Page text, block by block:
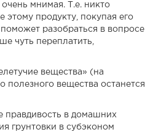
мнимая. Т.е. никто
этому продукту, покупая его
разобраться в вопросе
чуть переплатить,
вещества» (на
полезного вещества останется
правдивость в домашних
грунтовки в субэконом